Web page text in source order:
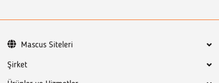
Şirket
Mascus Siteleri